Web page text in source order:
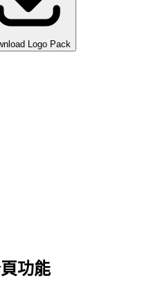
Logo Pack
功能